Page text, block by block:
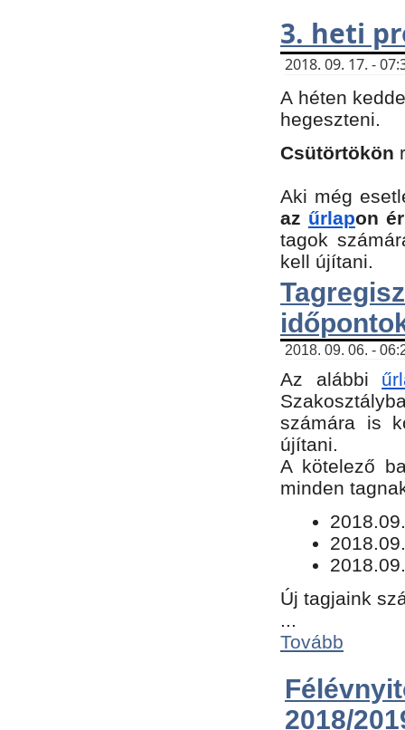
3. heti
2018. 09. 17. -
A héten
hegeszteni.
Csütörtökön
Aki még
az űrlapon
tagok
kell újítani.
2018. 09. 06. -
Az alábbi
számára is
újítani.
​A kötelező
minden
Új tagjaink
...
Tovább
2018/